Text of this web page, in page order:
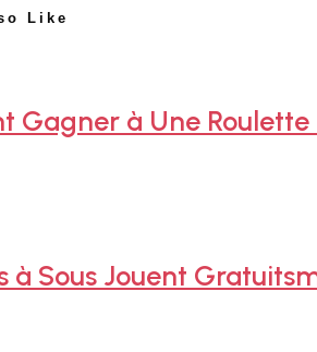
Like
Gagner à Une Roulette
à Sous Jouent